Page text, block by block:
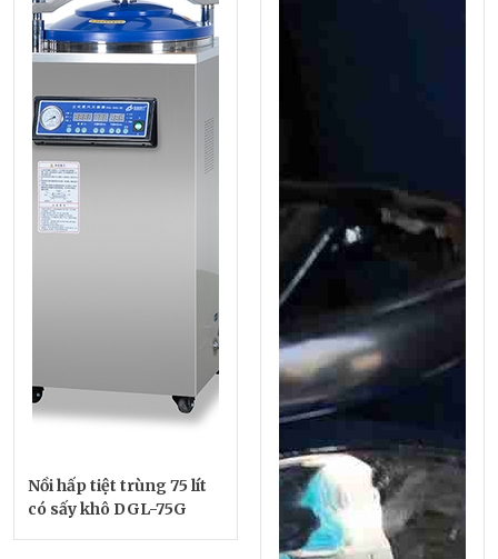
Nồi hấp tiệt trùng 75 lít
có sấy khô DGL-75G